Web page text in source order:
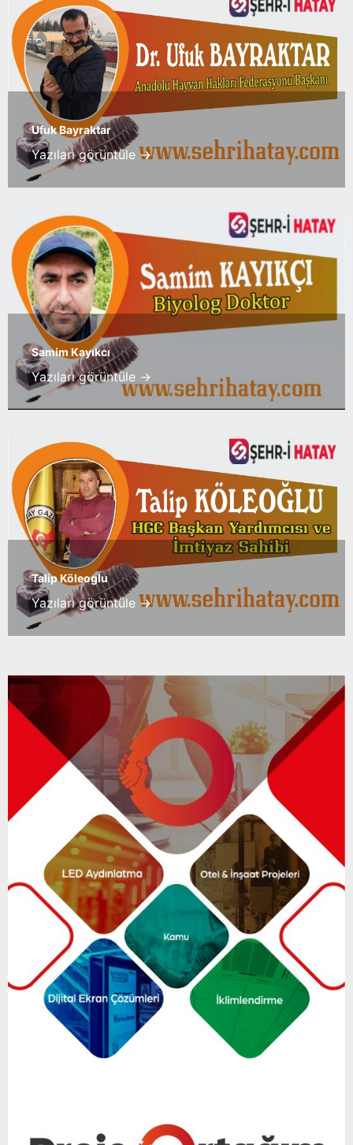
Ufuk Bayraktar
Yazıları görüntüle →
Samim Kayıkcı
Yazıları görüntüle →
Talip Köleoglu
Yazıları görüntüle →